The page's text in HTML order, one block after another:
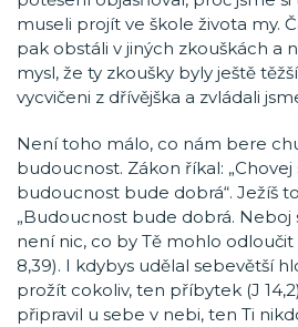
museli projít ve škole života my.
pak obstáli v jiných zkouškách a
mysl, že ty zkoušky byly ještě
vycvičeni z dřívějška a zvládali
Není toho málo, co nám bere
budoucnost. Zákon říkal: „Chovej
budoucnost bude dobrá“. Ježíš
„Budoucnost bude dobrá. Neboj
není nic, co by Tě mohlo
8,39). I kdybys udělal sebevětší
prožít cokoliv, ten příbytek (J
připravil u sebe v nebi, ten Ti